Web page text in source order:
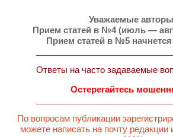
Уважаемые
Прием статей в №4 (июль —
Прием статей в №5 начнется
Ответы на часто задаваемые
Остерегайтесь
По вопросам публикации
можете написать на почту